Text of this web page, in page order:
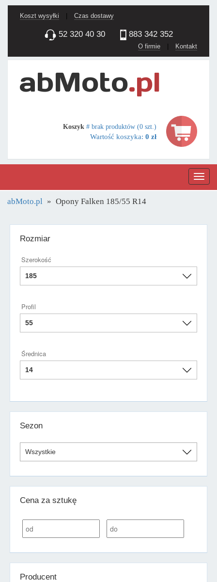
Koszt wysyłki Czas dostawy
52 320 40 30 883 342 352
O firmie | Kontakt
Koszyk # brak produktów (0 szt.)
Wartość koszyka: 0 zł
abMoto.pl Opony Falken 185/55 R14
Rozmiar
Szerokość
Profil
Średnica
Sezon
Cena za sztukę
Producent